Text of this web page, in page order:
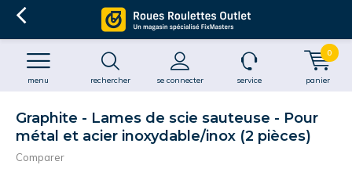
rechercher se connecter
menu service panier
0
Graphite - Lames de scie sauteuse - Pour
métal et acier inoxydable/inox (2 pièces)
Comparer